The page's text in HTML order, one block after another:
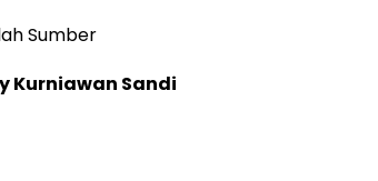
Sumber
Kurniawan Sandi